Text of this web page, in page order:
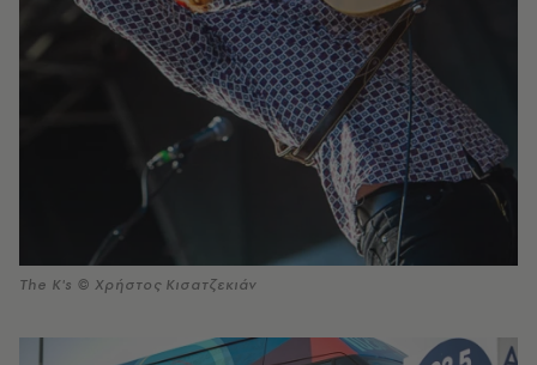
The K's © Χρήστος Κισατζεκιάν